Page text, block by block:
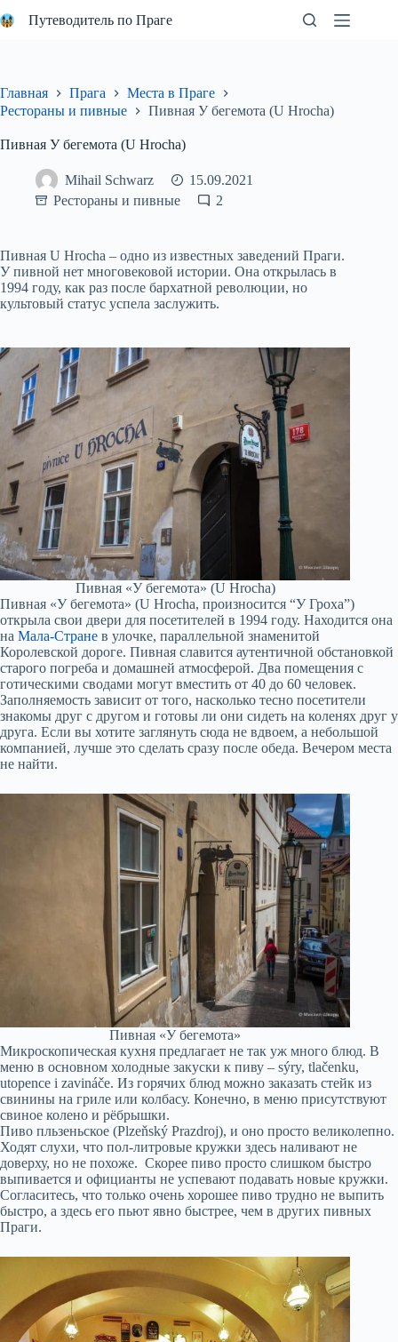
к
Путеводитель по Праге
Главная Прага
Места в Праге
Рестораны и пивные
Пивная У бегемота (U Hrocha)
Пивная У бегемота (U Hrocha)
Mihail Schwarz
15.09.2021
Рестораны и пивные
2
Пивная U Hrocha – одно из известных заведений Праги.
У пивной нет многовековой истории. Она открылась в
1994 году, как раз после бархатной революции, но
культовый статус успела заслужить.
Пивная «У бегемота» (U Hrocha)
Пивная «У бегемота» (U Hrocha, произносится “У Гроха”)
открыла свои двери для посетителей в 1994 году. Находится она
на Мала-Стране в улочке, параллельной знаменитой
Королевской дороге. Пивная славится аутентичной обстановкой
старого погреба и домашней атмосферой. Два помещения с
готическими сводами могут вместить от 40 до 60 человек.
Заполняемость зависит от того, насколько тесно посетители
знакомы друг с другом и готовы ли они сидеть на коленях друг у
друга. Если вы хотите заглянуть сюда не вдвоем, а небольшой
компанией, лучше это сделать сразу после обеда. Вечером места
не найти.
Пивная «У бегемота»
Микроскопическая кухня предлагает не так уж много блюд. В
меню в основном холодные закуски к пиву – sýry, tlačenku,
utopence i zavináče. Из горячих блюд можно заказать стейк из
свинины на гриле или колбасу. Конечно, в меню присутствуют
свиное колено и рёбрышки.
Пиво пльзеньское (Plzeňský Prazdroj), и оно просто великолепно.
Ходят слухи, что пол-литровые кружки здесь наливают не
доверху, но не похоже. Скорее пиво просто слишком быстро
выпивается и официанты не успевают подавать новые кружки.
Согласитесь, что только очень хорошее пиво трудно не выпить
быстро, а здесь его пьют явно быстрее, чем в других пивных
Праги.